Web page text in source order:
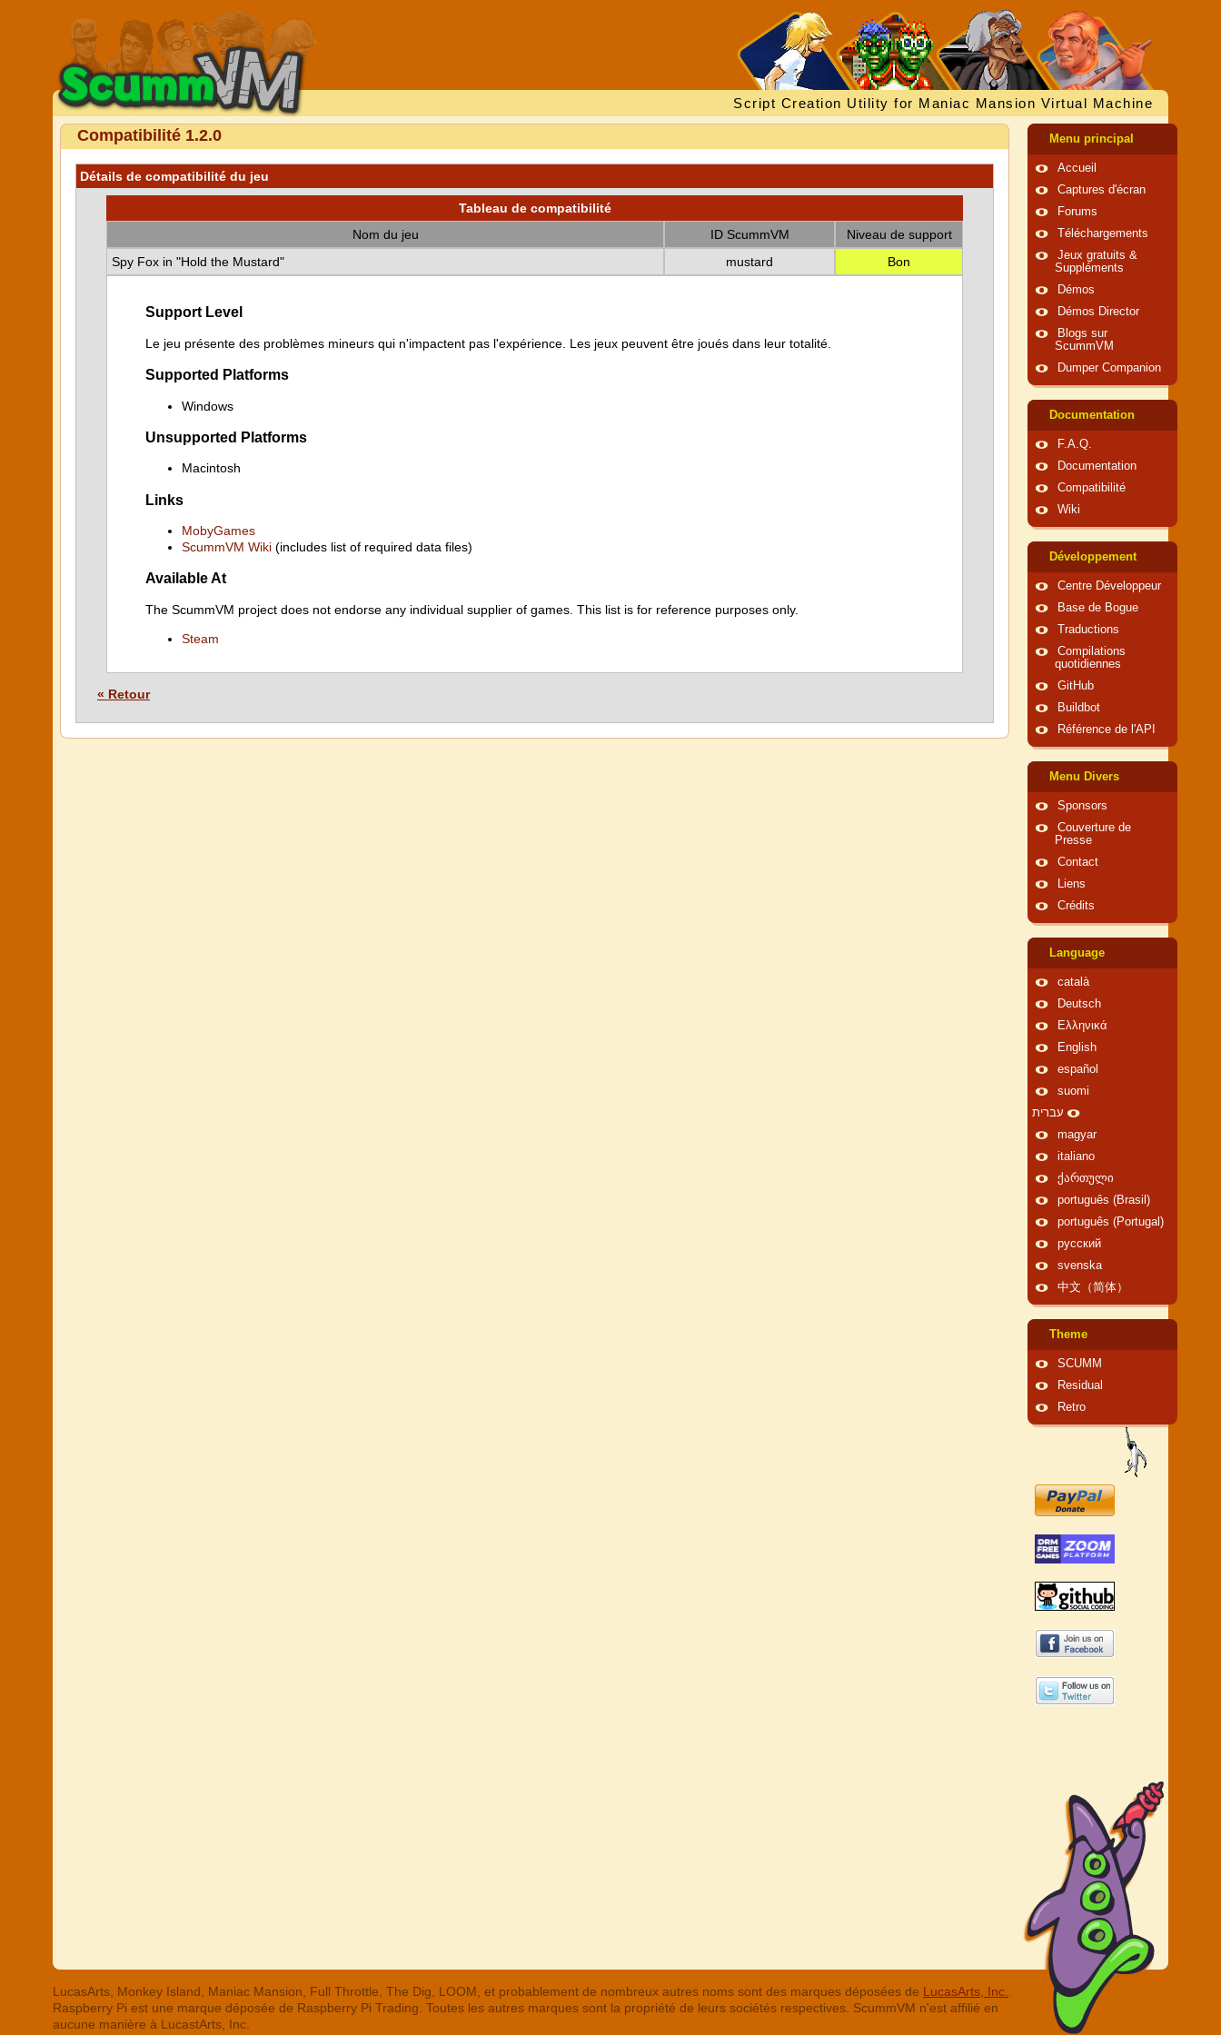
Script Creation Utility for Maniac Mansion Virtual Machine
Compatibilité 1.2.0
Détails de compatibilité du jeu
Tableau de compatibilité
Nom du jeu
ID ScummVM
Niveau de support
Spy Fox in "Hold the Mustard"
mustard Bon
Support Level
Le jeu présente des problèmes mineurs qui n'impactent pas l'expérience. Les jeux peuvent être joués dans leur totalité.
Supported Platforms
Windows
Unsupported Platforms
Macintosh
Links
MobyGames
ScummVM Wiki (includes list of required data files)
Available At
The ScummVM project does not endorse any individual supplier of games. This list is for reference purposes only.
Steam
« Retour
Menu principal
Accueil
Captures d'écran
Forums
Téléchargements
Jeux gratuits &
Suppléments
Démos
Démos Director
Blogs sur
ScummVM
Dumper Companion
Documentation
F.A.Q.
Documentation
Compatibilité
Wiki
Développement
Centre Développeur
Base de Bogue
Traductions
Compilations
quotidiennes
GitHub
Buildbot
Référence de l'API
Menu Divers
Sponsors
Couverture de
Presse
Contact
Liens
Crédits
Language
català
Deutsch
Ελληνικά
English
español
suomi
עברית
magyar
italiano
ქართული
português (Brasil)
português (Portugal)
русский
svenska
中文（简体）
Theme
SCUMM
Residual
Retro
LucasArts, Monkey Island, Maniac Mansion, Full Throttle, The Dig, LOOM, et probablement de nombreux autres noms sont des marques déposées de LucasArts, Inc.
Raspberry Pi est une marque déposée de Raspberry Pi Trading. Toutes les autres marques sont la propriété de leurs sociétés respectives. ScummVM n'est affilié en
aucune manière à LucastArts, Inc.